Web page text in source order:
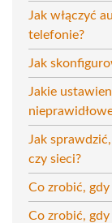
Jak włączyć
telefonie?
Jak
Jakie
Jak
czy sieci?
Co zrobić,
Co zrobić, gdy